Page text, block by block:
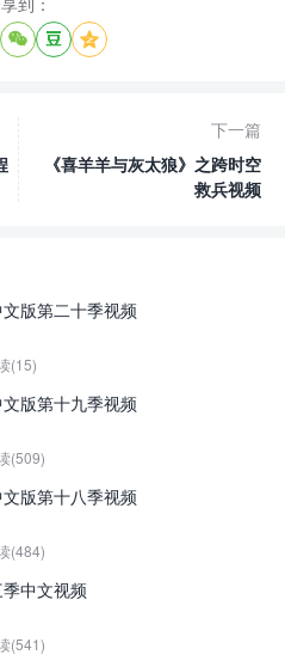
  
下一篇
《喜羊羊与灰太狼》之跨时空
救兵视频
文版第二十季视频
(15)
文版第十九季视频
(509)
文版第十八季视频
(484)
季中文视频
(541)